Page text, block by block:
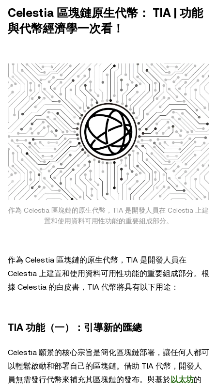
Celestia 區塊鏈原生代幣： TIA | 功能
與代幣經濟學一次看！
作為 Celestia 區塊鏈的原生代幣，TIA 是開發人員在 Celestia 上建
置和使用資料可用性功能的重要組成部分。
作為 Celestia 區塊鏈的原生代幣，TIA 是開發人員在
Celestia 上建置和使用資料可用性功能的重要組成部分。根
據 Celestia 的白皮書，TIA 代幣將具有以下用途：
TIA 功能（一）：引導新的匯總
Celestia 願景的核心宗旨是簡化區塊鏈部署，讓任何人都可
以輕鬆啟動和部署自己的區塊鏈。借助 TIA 代幣，開發人
員無需發行代幣來補充其區塊鏈的發布。與基於以太坊的